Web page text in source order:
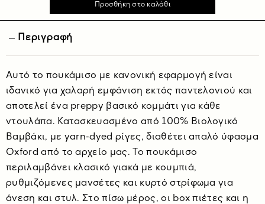
Περιγραφή
Αυτό το πουκάμισο με κανονική εφαρμογή είναι
ιδανικό για χαλαρή εμφάνιση εκτός παντελονιού και
αποτελεί ένα preppy βασικό κομμάτι για κάθε
ντουλάπα. Κατασκευασμένο από 100% Βιολογικό
Βαμβάκι, με yarn-dyed ρίγες, διαθέτει απαλό ύφασμα
Oxford από το αρχείο μας. Το πουκάμισο
περιλαμβάνει κλασικό γιακά με κουμπιά,
ρυθμιζόμενες μανσέτες και κυρτό στρίφωμα για
άνεση και στυλ. Στο πίσω μέρος, οι box πιέτες και η